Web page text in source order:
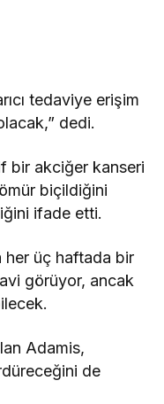
tedaviye erişim
dedi.
bir akciğer kanseri
biçildiğini
ifade etti.
her üç haftada bir
görüyor, ancak
Adamis,
de